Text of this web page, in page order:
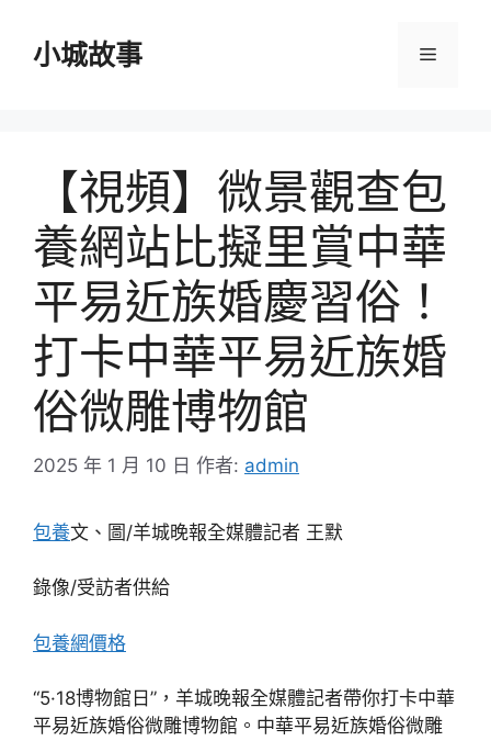
小城故事 選
【視頻】微景觀查包
養網站比擬里賞中華
平易近族婚慶習俗！
打卡中華平易近族婚
俗微雕博物館
2025 年 1 月 10 日 作者: admin
包養文、圖/羊城晚報全媒體記者 王默
錄像/受訪者供給
包養網價格
“5·18博物館日”，羊城晚報全媒體記者帶你打卡中華
平易近族婚俗微雕博物館。中華平易近族婚俗微雕